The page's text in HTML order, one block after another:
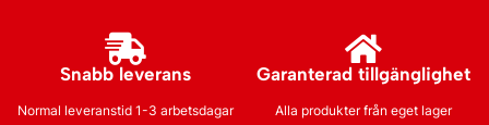
Snabb leverans
Normal leveranstid 1-3 arbetsdagar
Garanterad tillgänglighet
Alla produkter från eget lager